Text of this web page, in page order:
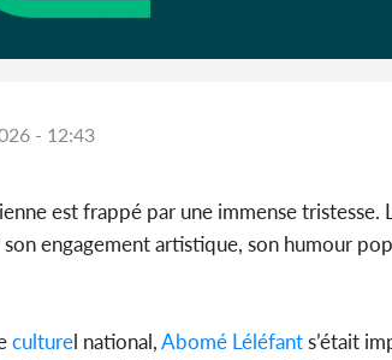
- 12:43
est frappé par une immense tristesse.
engagement artistique, son humour
culturel national,Abomé Léléfants’était